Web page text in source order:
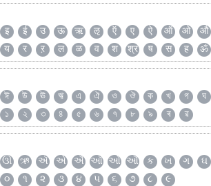
इ ई उ ऊ ऋ ऌ ऍ ए ऐ ऑ ओ औ
य र ऱ ल ळ व श श्र ष स ह ॐ
ঈ উ ঊ ঋ এ ঐ ও ঔ ক খ গ ঘ
১ ২ ৩ ৪ ৫ ৬ ৭ ৮ ৯ ৰ ৱ
ઊ ઋ ઍ એ ઐ ઑ ઓ ઔ ક ખ ગ ઘ
૦ ૧ ૨ ૩ ૪ ૫ ૬ ૭ ૮ ૯